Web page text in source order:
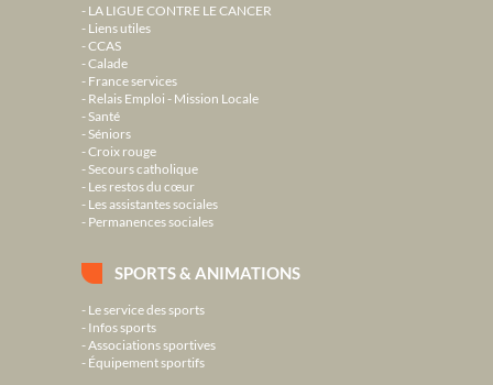
LA LIGUE CONTRE LE CANCER
Liens utiles
CCAS
Calade
France services
Relais Emploi - Mission Locale
Santé
Séniors
Croix rouge
Secours catholique
Les restos du cœur
Les assistantes sociales
Permanences sociales
SPORTS & ANIMATIONS
Le service des sports
Infos sports
Associations sportives
Équipement sportifs